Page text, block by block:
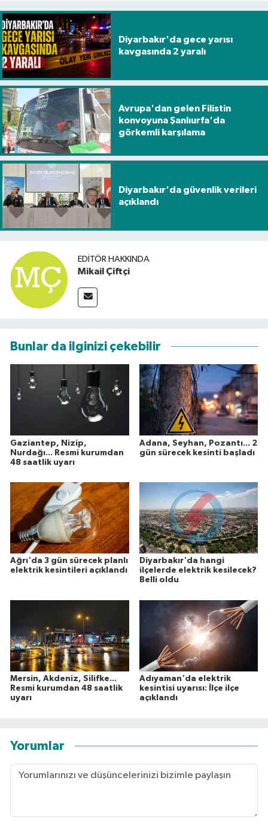
Diyarbakır'da gece yarısı
kavgasında 2 yaralı
Avrupa'dan gelen Filistin
konvoyuna Şanlıurfa'da
görkemli karşılama
Diyarbakır'da güvenlik verileri
açıklandı
EDITÖR HAKKINDA
Mikail Çiftçi
Bunlar da ilginizi çekebilir
Gaziantep, Nizip,
Nurdağı... Resmi kurumdan
48 saatlik uyarı
Adana, Seyhan, Pozantı... 2
gün sürecek kesinti başladı
Ağrı'da 3 gün sürecek planlı
elektrik kesintileri açıklandı
Diyarbakır'da hangi
ilçelerde elektrik kesilecek?
Belli oldu
Mersin, Akdeniz, Silifke...
Resmi kurumdan 48 saatlik
uyarı
Adıyaman'da elektrik
kesintisi uyarısı: İlçe ilçe
açıklandı
Yorumlar